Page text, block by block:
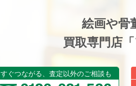
絵画や骨
買取専門店
すぐつながる、査定以外のご相談も